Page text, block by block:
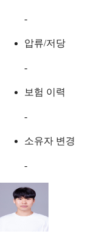
-
압류/저당
-
보험 이력
-
소유자 변경
-